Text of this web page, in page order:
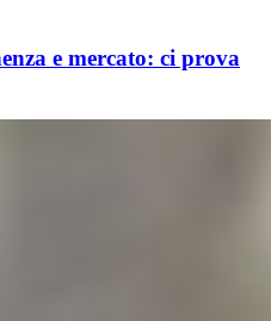
e mercato: ci prova